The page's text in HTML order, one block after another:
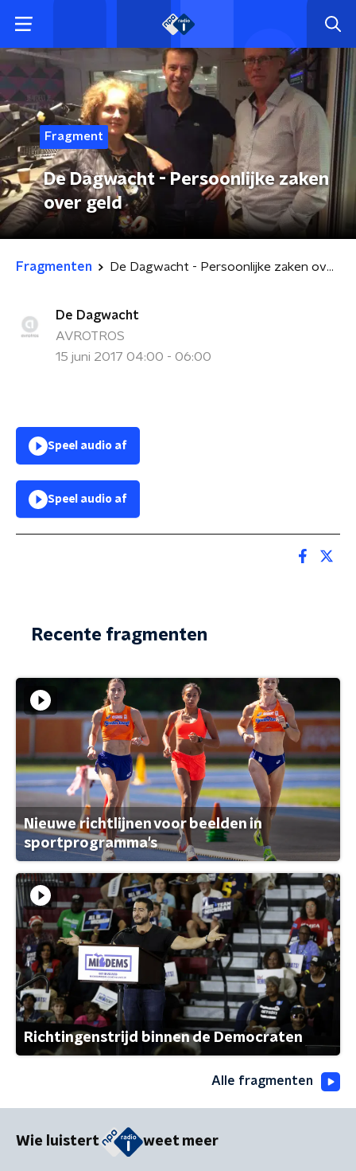
Fragment
De Dagwacht - Persoonlijke zaken
over geld
Fragmenten De Dagwacht - Persoonlijke zaken over geld
De Dagwacht
AVROTROS
15 juni 2017 04:00 - 06:00
Speel audio af
Speel audio af
Recente fragmenten
Nieuwe richtlijnen voor beelden in
sportprogramma's
Richtingenstrijd binnen de Democraten
Alle fragmenten
Wie luistert weet meer